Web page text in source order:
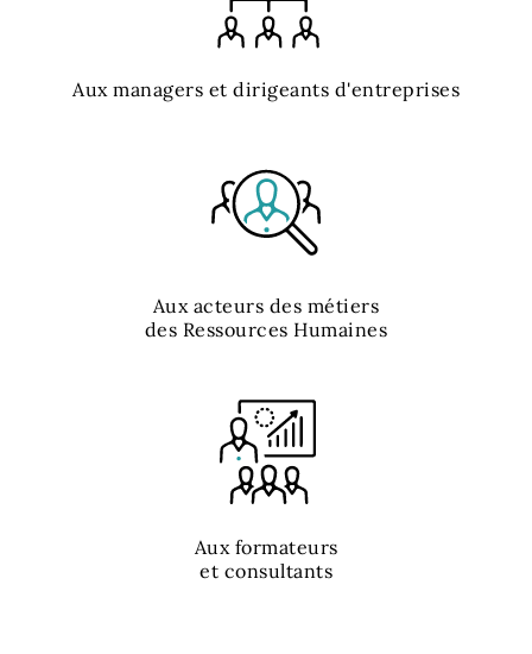
Aux managers et dirigeants d'entreprises
Aux acteurs des métiers
des Ressources Humaines
Aux formateurs
et consultants